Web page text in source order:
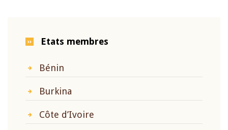
Etats membres
Bénin
Burkina
Côte d’Ivoire